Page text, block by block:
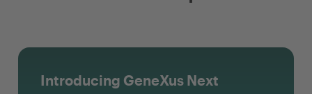
Introducing GeneXus Next